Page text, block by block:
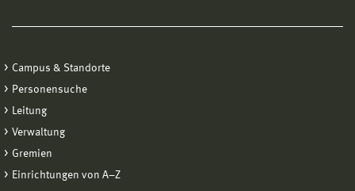
Campus & Standorte
Personensuche
Leitung
Verwaltung
Gremien
Einrichtungen von A−Z